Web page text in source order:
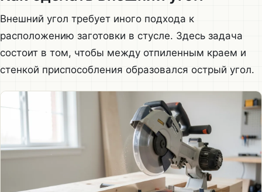
Внешний угол требует иного подхода к
расположению заготовки в стусле. Здесь задача
состоит в том, чтобы между отпиленным краем и
стенкой приспособления образовался острый угол.